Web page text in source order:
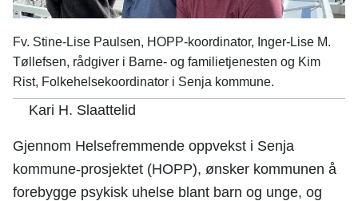
Fv. Stine-Lise Paulsen, HOPP-koordinator, Inger-Lise M.
Tøllefsen, rådgiver i Barne- og familietjenesten og Kim
Rist, Folkehelsekoordinator i Senja kommune.
Kari H. Slaattelid
Gjennom Helsefremmende oppvekst i Senja
kommune-prosjektet (HOPP), ønsker kommunen å
forebygge psykisk uhelse blant barn og unge, og